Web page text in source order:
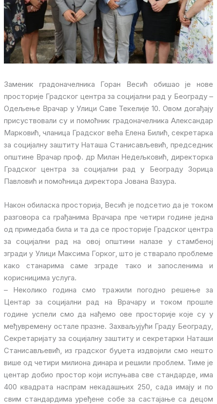
Заменик градоначелника Горан Весић обишао је нове
просторије Градског центра за социјални рад у Београду –
Одељење Врачар у Улици Саве Текелије 10. Овом догађају
присуствовали су и помоћник градоначелника Александар
Марковић, чланица Градског већа Елена Билић, секретарка
за социјалну заштиту Наташа Станисављевић, председник
општине Врачар проф. др Милан Недељковић, директорка
Градског центра за социјални рад у Београду Зорица
Павловић и помоћница директора Јована Вазура.
Након обиласка просторија, Весић је подсетио да је током
разговора са грађанима Врачара пре четири године једна
од примедаба била и та да се просторије Градског центра
за социјални рад на овој општини налазе у стамбеној
згради у Улици Максима Горког, што је стварало проблеме
како станарима саме зграде тако и запосленима и
корисницима услуга.
– Неколико година смо тражили погодно решење за
Центар за социјални рад на Врачару и током прошле
године успели смо да нађемо ове просторије које су у
међувремену остале празне. Захваљујући Граду Београду,
Секретаријату за социјалну заштиту и секретарки Наташи
Станисављевић, из градског буџета издвојили смо нешто
више од четири милиона динара и решили проблем. Тиме је
центар добио простор који испуњава све стандарде, има
400 квадрата наспрам некадашњих 250, сада имају и по
свим стандардима уређене собе за састајање са децом